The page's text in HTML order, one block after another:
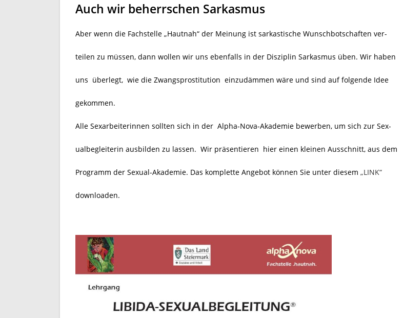
Auch wir beherrschen Sarkasmus
Aber wenn die Fachstelle „Hautnah“ der Meinung ist sarkastische Wunschbotschaften ver-
teilen zu müssen, dann wollen wir uns ebenfalls in der Disziplin Sarkasmus üben. Wir haben
uns überlegt, wie die Zwangsprostitution einzudämmen wäre und sind auf folgende Idee
gekommen.
Alle Sexarbeiterinnen sollten sich in der Alpha-Nova-Akademie bewerben, um sich zur Sex-
ualbegleiterin ausbilden zu lassen. Wir präsentieren hier einen kleinen Ausschnitt, aus dem
Programm der Sexual-Akademie. Das komplette Angebot können Sie unter diesem „LINK“
downloaden.